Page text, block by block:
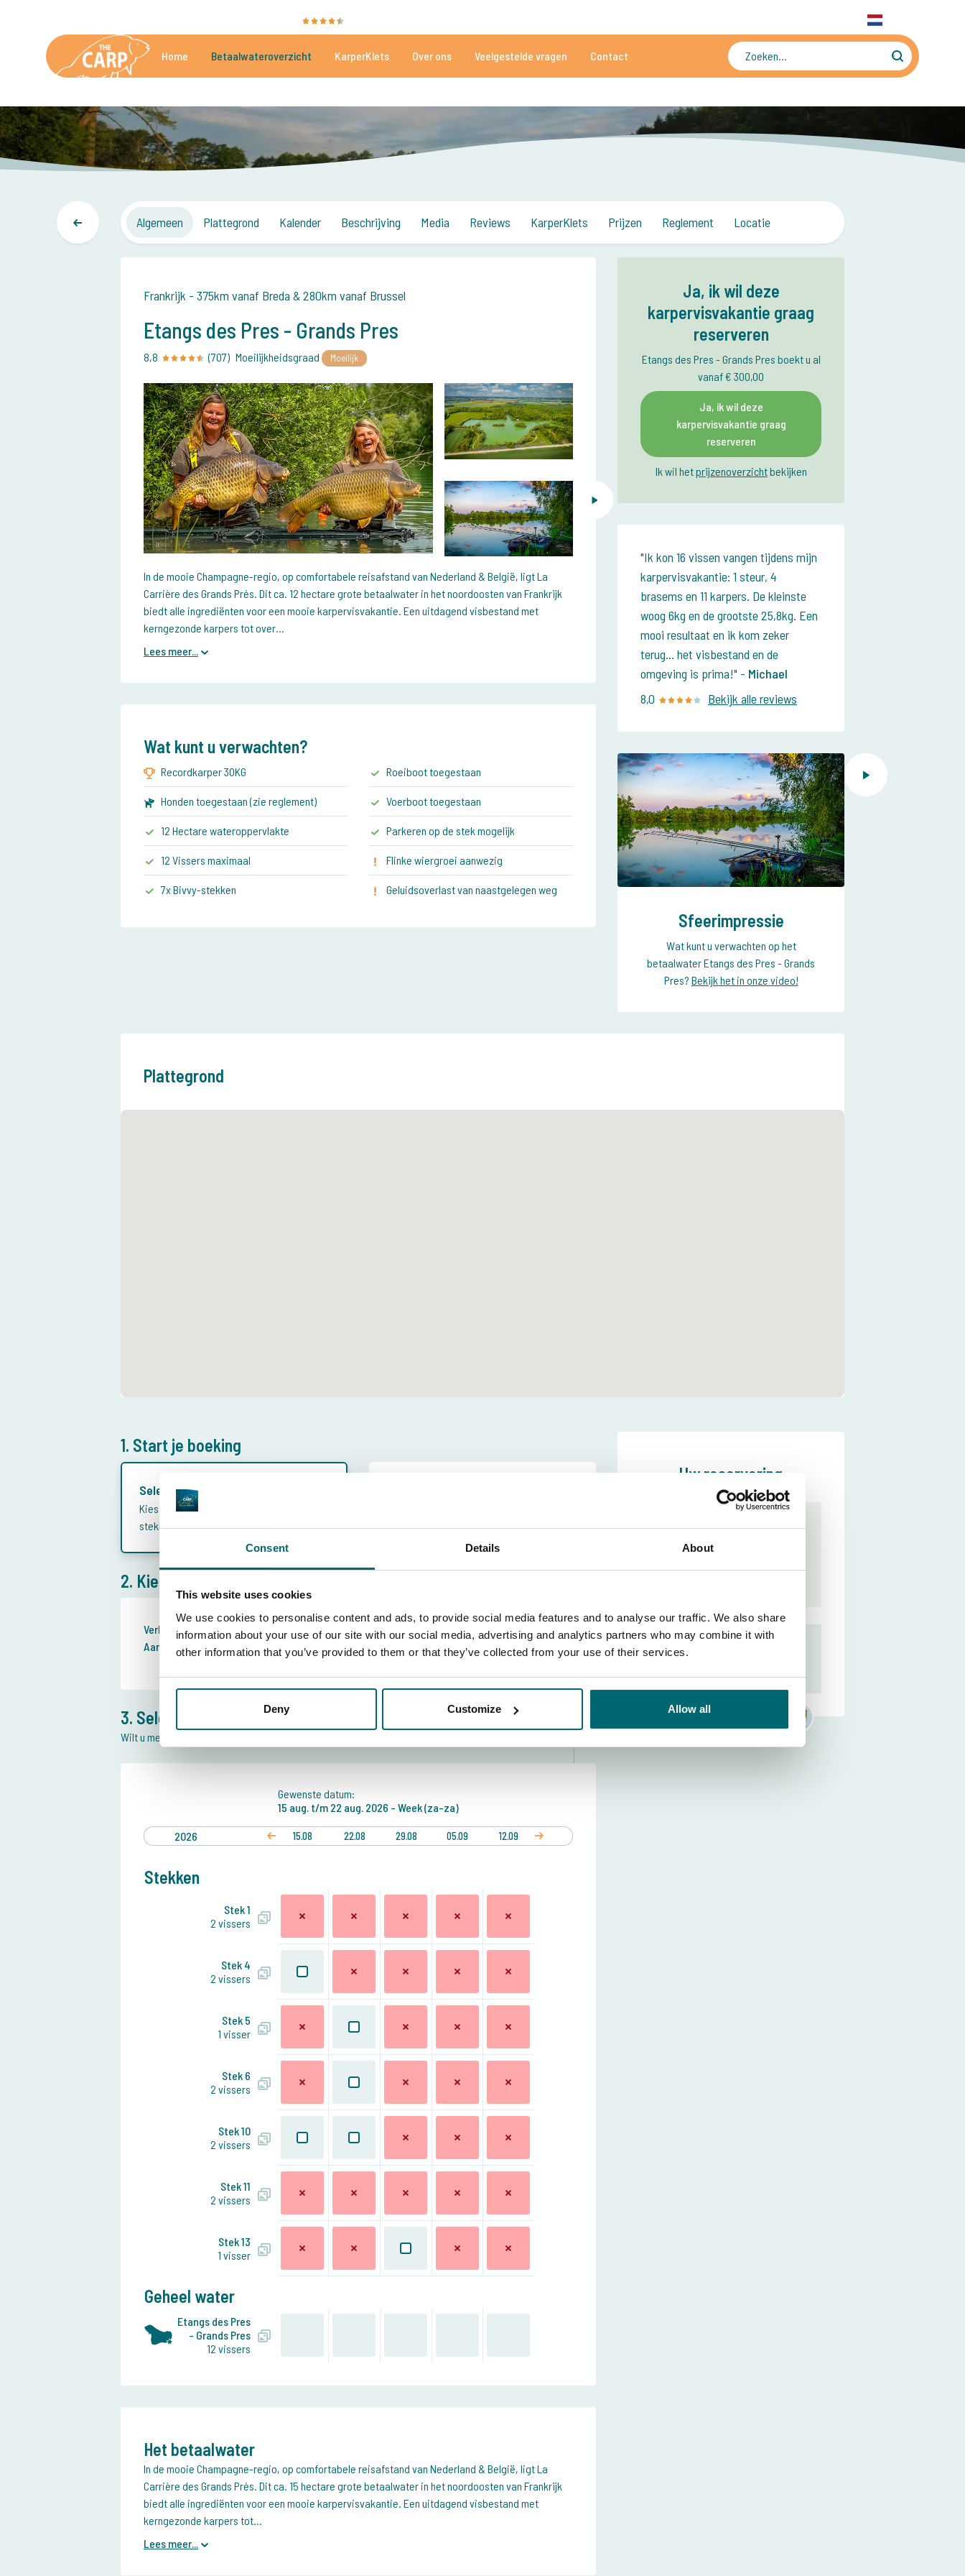
Consent Details About
This website uses cookies
We use cookies to personalise content and ads, to provide social media features and to analyse our traffic. We also share
information about your use of our site with our social media, advertising and analytics partners who may combine it with
other information that you’ve provided to them or that they’ve collected from your use of their services.
Deny Customize Allow all
Home Betaalwateroverzicht KarperKlets Over ons Veelgestelde vragen Contact
Algemeen Plattegrond Kalender Beschrijving Media Reviews KarperKlets Prijzen Reglement Locatie
Frankrijk - 375km vanaf Breda & 280km vanaf Brussel
Etangs des Pres - Grands Pres
8,8 (707) Moeilijkheidsgraad Moeilijk
In de mooie Champagne-regio, op comfortabele reisafstand van Nederland & België, ligt La
Carrière des Grands Prés. Dit ca. 12 hectare grote betaalwater in het noordoosten van Frankrijk
biedt alle ingrediënten voor een mooie karpervisvakantie. Een uitdagend visbestand met
kerngezonde karpers tot over...
Lees meer...
Wat kunt u verwachten?
Recordkarper 30KG
Honden toegestaan (zie reglement)
12 Hectare wateroppervlakte
12 Vissers maximaal
7x Bivvy-stekken
Roeiboot toegestaan
Voerboot toegestaan
Parkeren op de stek mogelijk
Flinke wiergroei aanwezig
Geluidsoverlast van naastgelegen weg
Ja, ik wil deze
karpervisvakantie graag
reserveren
Etangs des Pres - Grands Pres boekt u al
vanaf € 300,00
Ja, ik wil deze
karpervisvakantie graag
reserveren
Ik wil hetprijzenoverzichtbekijken
Ik kon 16 vissen vangen tijdens mijn
karpervisvakantie: 1 steur, 4
brasems en 11 karpers. De kleinste
woog 6kg en de grootste 25,8kg. Een
mooi resultaat en ik kom zeker
terug... het visbestand en de
omgeving is prima! - Michael
8,0
Bekijk alle reviews
Sfeerimpressie
Wat kunt u verwachten op het
betaalwater Etangs des Pres - Grands
Pres? Bekijk het in onze video!
Plattegrond
1. Start je boeking
Selecteer periode
Kies eerst een periode en bekijk welke
stekken beschikbaar zijn.
2. Kies gewenste reisperiode
Verblijfsduur:
Week (za-za)
Aankomstdatum:
15-08-2026 15 aug. t/m 22 aug. 2026
3. Selecteer stek en datum
Wilt u meer informatie over de ligging van de stekken?
Gewenste datum:
15 aug. t/m22 aug. 2026 - Week (za-za)
2026 15.08 22.08 29.08 05.09 12.09
Stekken
Stek 1
2 vissers
Stek 4
2 vissers
Stek 5
1 visser
Stek 6
2 vissers
Stek 10
2 vissers
Stek 11
2 vissers
Stek 13
1 visser
Geheel water
Etangs des Pres
- Grands Pres
12 vissers
Uw reservering
aankomstdatum
geselecteerd.
Download de app van The Carp
Specialist!
geregeld voor uw visvakantie
Bas van Klaveren
Het betaalwater
In de mooie Champagne-regio, op comfortabele reisafstand van Nederland & België, ligt La
Carrière des Grands Prés. Dit ca. 15 hectare grote betaalwater in het noordoosten van Frankrijk
biedt alle ingrediënten voor een mooie karpervisvakantie. Een uitdagend visbestand met
kerngezonde karpers tot...
Lees meer...